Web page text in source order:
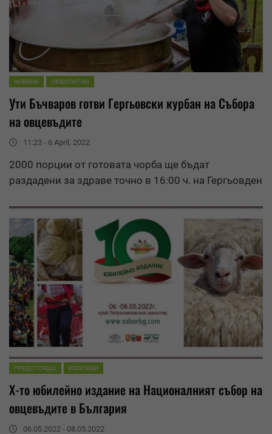
НОВИНИ ЛЮБОПИТНО
Ути Бъчваров готви Гергьовски курбан на Събора
на овцевъдите
11:23 - 6 April, 2022
2000 порции от готовата чорба ще бъдат
раздадени за здраве точно в 16:00 ч. на Гергьовден
ПРЕДСТОЯЩО ИЗЛОЖБИ
X-то юбилейно издание на Националният събор на
овцевъдите в България
06.05.2022 - 08.05.2022